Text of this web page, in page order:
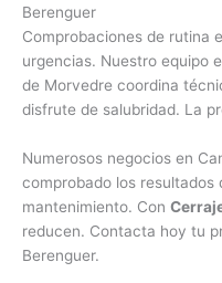
Berenguer
Comprobaciones de rutina
urgencias. Nuestro equipo
de Morvedre coordina
disfrute de salubridad. La
Numerosos negocios en
comprobado los resultados
mantenimiento. Con
reducen. Contacta hoy tu
Berenguer.